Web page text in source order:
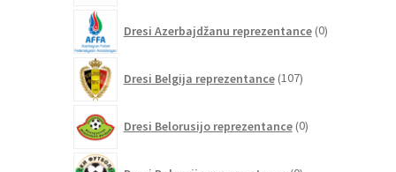
Dresi Azerbajdžanu reprezentance 0izdelkov
Dresi Belgija reprezentance 107izdelkov
Dresi Belorusijo reprezentance 0izdelkov